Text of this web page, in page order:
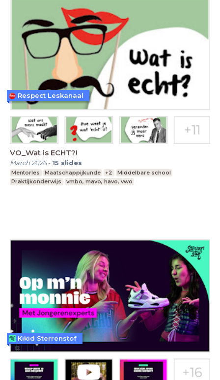
VO_Wat is ECHT?!
March 2026- 15 slides
Mentorles Maatschappijkunde +2
Middelbare school
Praktijkonderwijs
vmbo, mavo, havo, vwo
Respect Leskanaal
Kikid Sterrenstof